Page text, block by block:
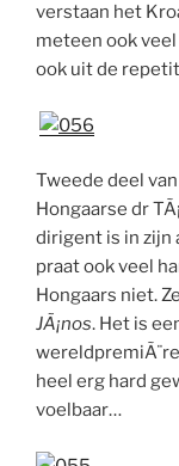
verstaan het
meteen ook
ook uit de
Tweede deel
Hongaarse dr
dirigent is in zijn
praat ook veel
Hongaars niet.
JÃ¡nos. Het is
heel erg hard
voelbaar…